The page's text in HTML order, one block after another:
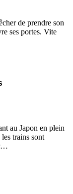
de prendre son
ses portes. Vite
au Japon en plein
trains sont
…